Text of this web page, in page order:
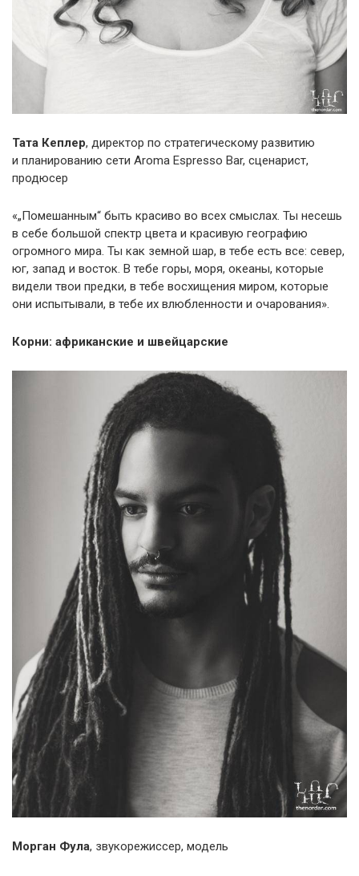
Тата Кеплер, директор по стратегическому развитию
и планированию сети Aroma Espresso Bar, сценарист,
продюсер
«„Помешанным“ быть красиво во всех смыслах. Ты несешь
в себе большой спектр цвета и красивую географию
огромного мира. Ты как земной шар, в тебе есть все: север,
юг, запад и восток. В тебе горы, моря, океаны, которые
видели твои предки, в тебе восхищения миром, которые
они испытывали, в тебе их влюбленности и очарования».
Корни: африканские и швейцарские
Морган Фула, звукорежиссер, модель